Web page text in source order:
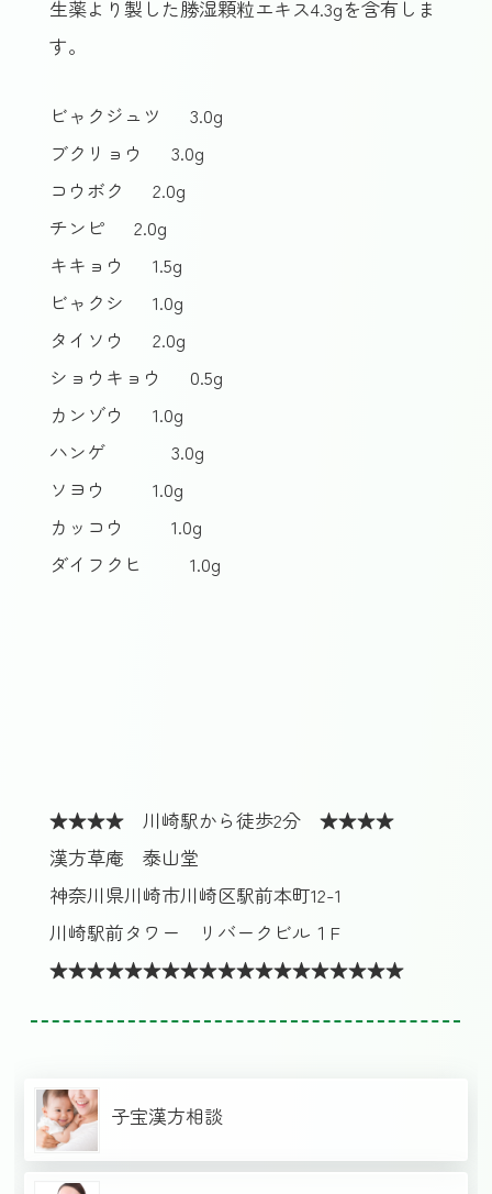
子宝漢方相談
生薬より製した勝湿顆粒エキス4.3gを含有しま
す。
ビャクジュツ
3.0g
ブクリョウ
3.0g
コウボク
2.0g
チンピ
2.0g
キキョウ
1.5g
ビャクシ
1.0g
タイソウ
2.0g
ショウキョウ
0.5g
カンゾウ
1.0g
ハンゲ
3.0g
ソヨウ
1.0g
カッコウ
1.0g
ダイフクヒ
1.0g
★★★★ 川崎駅から徒歩2分 ★★★★
漢方草庵 泰山堂
神奈川県川崎市川崎区駅前本町12-1
川崎駅前タワー リバークビル１F
★★★★★★★★★★★★★★★★★★★